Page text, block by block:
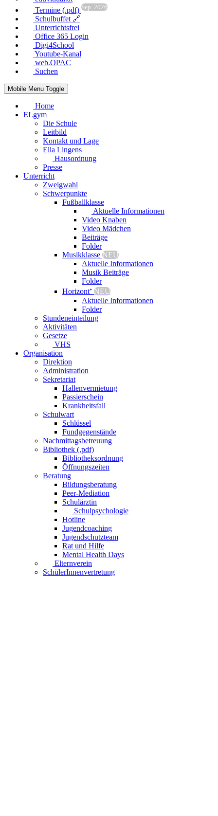
Termine (.pdf) Sep. 2026
Schulbuffet 🔗
Unterrichtsfrei
Office 365 Login
Digi4School
Youtube-Kanal
web.OPAC
Suchen
Mobile Menu Toggle
Home
ELgym
Die Schule
Leitbild
Kontakt und Lage
Ella Lingens
Hausordnung
Presse
Unterricht
Zweigwahl
Schwerpunkte
Fußballklasse
Aktuelle Informationen
Video Knaben
Video Mädchen
Beiträge
Folder
Musikklasse NEU
Aktuelle Informationen
Musik Beiträge
Folder
Horizont⁺ NEU
Aktuelle Informationen
Folder
Stundeneinteilung
Aktivitäten
Gesetze
VHS
Organisation
Direktion
Administration
Sekretariat
Hallenvermietung
Passierschein
Krankheitsfall
Schulwart
Schlüssel
Fundgegenstände
Nachmittagsbetreuung
Bibliothek (.pdf)
Bibliotheksordnung
Öffnungszeiten
Beratung
Bildungsberatung
Peer-Mediation
Schulärztin
Schulpsychologie
Hotline
Jugendcoaching
Jugendschutzteam
Rat und Hilfe
Mental Health Days
Elternverein
SchülerInnenvertretung